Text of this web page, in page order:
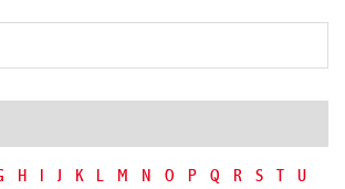
H I J K L M N O P Q R S T
U